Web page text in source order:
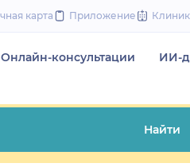
карта Приложение
Онлайн-консультации ИИ-
Найти